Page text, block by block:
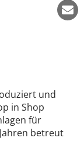
und
in Shop
für
betreut